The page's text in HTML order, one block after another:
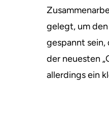
gelegt, um
gespannt sein,
der neuesten
allerdings ein